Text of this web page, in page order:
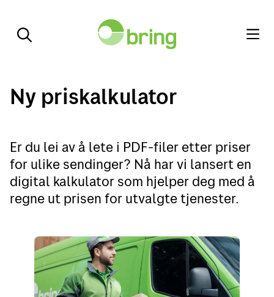
Ny priskalkulator
Er du lei av å lete i PDF-filer etter priser
for ulike sendinger? Nå har vi lansert en
digital kalkulator som hjelper deg med å
regne ut prisen for utvalgte tjenester.